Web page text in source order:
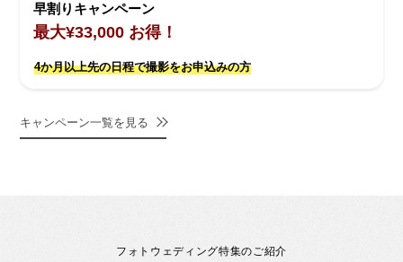
早割りキャンペーン
最大¥33,000 お得！
4か月以上先の日程で撮影をお申込みの方
キャンペーン一覧を見る
フォトウェディング特集のご紹介